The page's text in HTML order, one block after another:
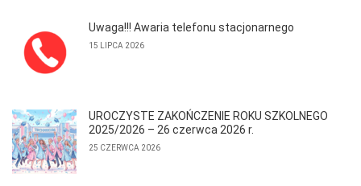
Uwaga!!! Awaria telefonu stacjonarnego
15 LIPCA 2026
UROCZYSTE ZAKOŃCZENIE ROKU SZKOLNEGO
2025/2026 – 26 czerwca 2026 r.
25 CZERWCA 2026